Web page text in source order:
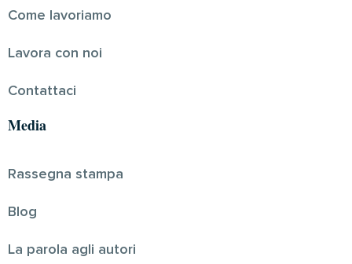
Come lavoriamo
Lavora con noi
Contattaci
Media
Rassegna stampa
Blog
La parola agli autori